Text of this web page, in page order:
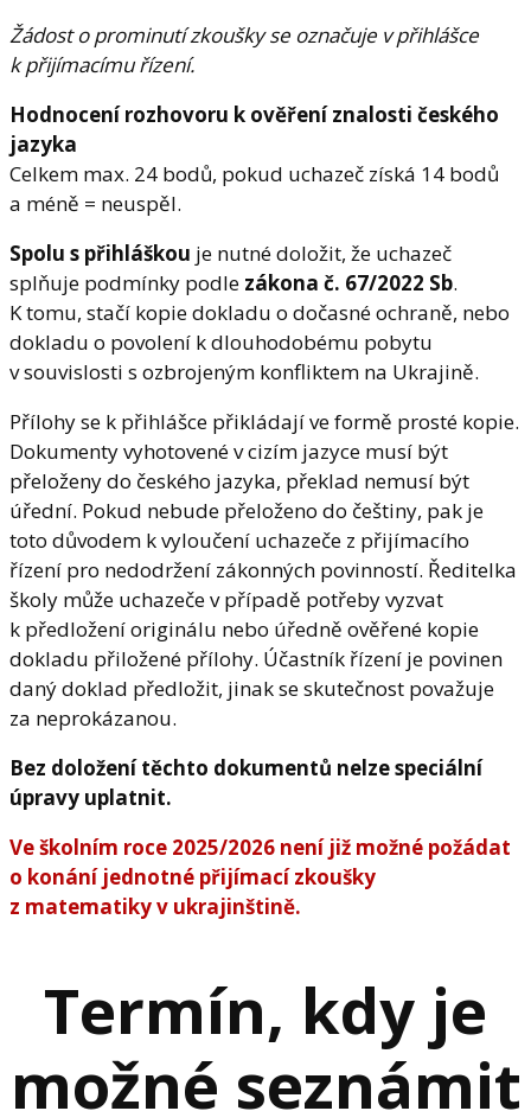
Žádost o prominutí zkoušky se označuje v přihlášce
k přijímacímu řízení.
Hodnocení rozhovoru k ověření znalosti českého
jazyka
Celkem max. 24 bodů, pokud uchazeč získá 14 bodů
a méně = neuspěl.
Spolu s přihláškou je nutné doložit, že uchazeč
splňuje podmínky podle zákona č. 67/2022 Sb.
K tomu, stačí kopie dokladu o dočasné ochraně, nebo
dokladu o povolení k dlouhodobému pobytu
v souvislosti s ozbrojeným konfliktem na Ukrajině.
Přílohy se k přihlášce přikládají ve formě prosté kopie.
Dokumenty vyhotovené v cizím jazyce musí být
přeloženy do českého jazyka, překlad nemusí být
úřední. Pokud nebude přeloženo do češtiny, pak je
toto důvodem k vyloučení uchazeče z přijímacího
řízení pro nedodržení zákonných povinností. Ředitelka
školy může uchazeče v případě potřeby vyzvat
k předložení originálu nebo úředně ověřené kopie
dokladu přiložené přílohy. Účastník řízení je povinen
daný doklad předložit, jinak se skutečnost považuje
za neprokázanou.
Bez doložení těchto dokumentů nelze speciální
úpravy uplatnit.
Ve školním roce 2025/2026 není již možné požádat
o konání jednotné přijímací zkoušky
z matematiky v ukrajinštině.
Termín, kdy je
možné seznámit